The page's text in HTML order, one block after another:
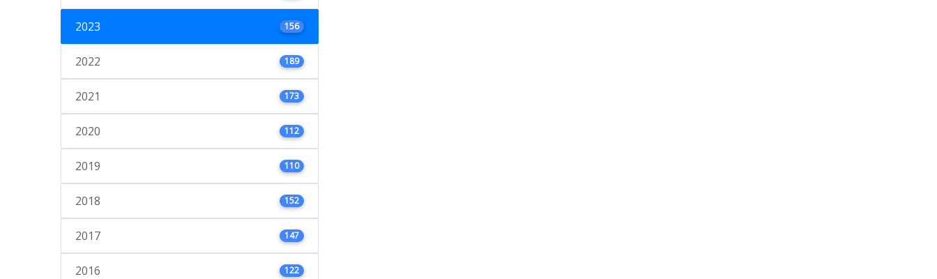
2023 156
2022 189
2021 173
2020 112
2019 110
2018 152
2017 147
2016 122